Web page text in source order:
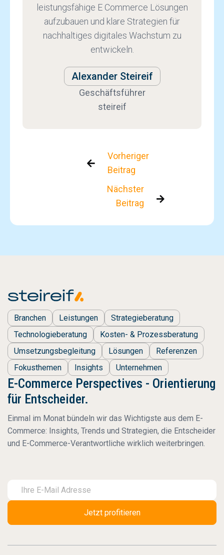
leistungsfähige E Commerce Lösungen
aufzubauen und klare Strategien für
nachhaltiges digitales Wachstum zu
entwickeln.
Alexander Steireif
Geschäftsführer
steireif

Vorheriger
Beitrag
Nächster
Beitrag

Branchen Leistungen
Strategieberatung
Technologieberatung
Kosten- & Prozessberatung
Umsetzungsbegleitung
Lösungen
Referenzen
Fokusthemen
Insights Unternehmen
E-Commerce Perspectives - Orientierung
für Entscheider.
Einmal im Monat bündeln wir das Wichtigste aus dem E-
Commerce: Insights, Trends und Strategien, die Entscheider
und E-Commerce-Verantwortliche wirklich weiterbringen.